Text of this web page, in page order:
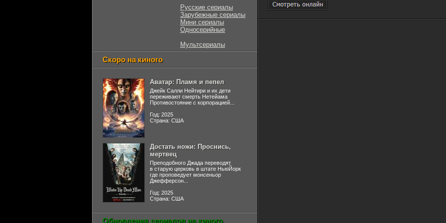
Русские сериалы
Зарубежные сериалы
Мини сериалы
Односерийные
Мультсериалы
Скоро на киного
Аватар: Пламя и пепел
Джейк Салли Нейтири и их дети
переживают смерть Нетейама
Противостояние с корпорацией...
Год: 2025
Страна: США
Достать ножи: Проснись,
мертвец
Преподобного Джада переводят
в старую церковь в штате НьюЙорк
где проповедует монсеньор
Джефферсон...
Год: 2025
Страна: США
Обновления сериалов на киного